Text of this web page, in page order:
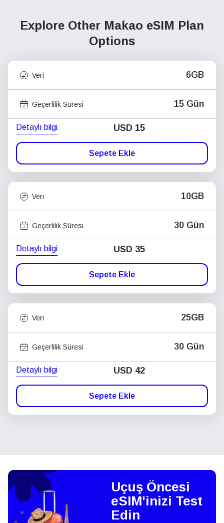
Explore Other Makao eSIM Plan
Options
Veri 6GB
Geçerlilik Süresi 15 Gün
Detaylı bilgi USD 15
Sepete Ekle
Veri 10GB
Geçerlilik Süresi 30 Gün
Detaylı bilgi USD 35
Sepete Ekle
Veri 25GB
Geçerlilik Süresi 30 Gün
Detaylı bilgi USD 42
Sepete Ekle
Uçuş Öncesi
eSIM'inizi Test
Edin